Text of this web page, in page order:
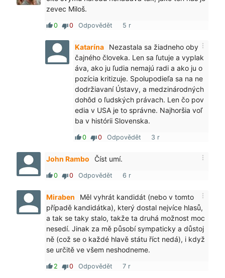
zevec Miloš.
thumb_up0 thumb_down0 Odpovědět 5 r
Katarína more_vert
Nezastala sa žiadneho oby
čajného človeka. Len sa ľutuje a vyplak
áva, ako ju ľudia nemajú radi a ako ju o
pozícia kritizuje. Spolupodieľa sa na ne
dodržiavaní Ústavy, a medzinárodných
dohôd o ľudských právach. Len čo pov
edia v USA je to správne. Najhoršia voľ
ba v histórii Slovenska.
thumb_up0 thumb_down0 Odpovědět 3 r
John Rambo more_vert
Číst umí.
thumb_up0 thumb_down0 Odpovědět 6 r
Miraben more_vert
Měl vyhrát kandidát (nebo v tomto
případě kandidátka), který dostal nejvíce hlasů,
a tak se taky stalo, takže ta druhá možnost moc
nesedí. Jinak za mě působí sympaticky a důstoj
ně (což se o každé hlavě státu říct nedá), i když
se určitě ve všem neshodneme.
thumb_up 2 thumb_down0 Odpovědět 7 r